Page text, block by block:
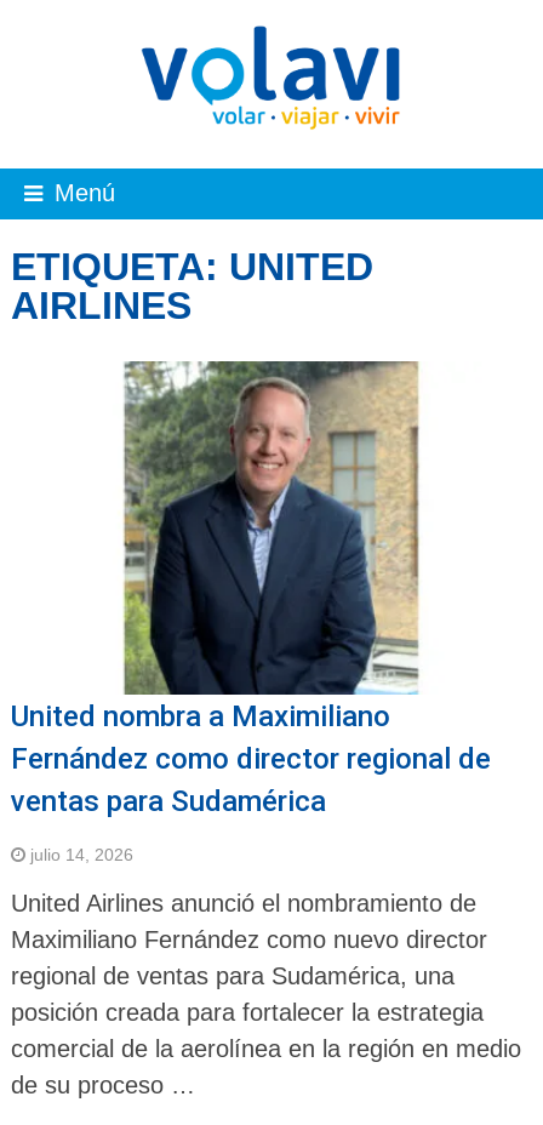
Menú
ETIQUETA: UNITED
AIRLINES
United nombra a Maximiliano
Fernández como director regional de
ventas para Sudamérica
julio 14, 2026
United Airlines anunció el nombramiento de
Maximiliano Fernández como nuevo director
regional de ventas para Sudamérica, una
posición creada para fortalecer la estrategia
comercial de la aerolínea en la región en medio
de su proceso …